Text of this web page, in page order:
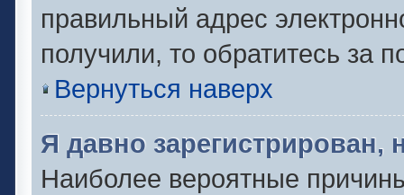
правильный адрес
получили, то обратитесь
Вернуться наверх
Я давно зарегистрирован,
Наиболее вероятные